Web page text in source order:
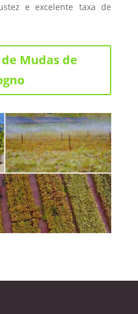
e excelente taxa de
Mudas de